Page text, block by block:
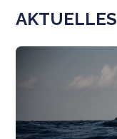
AKTUELLES